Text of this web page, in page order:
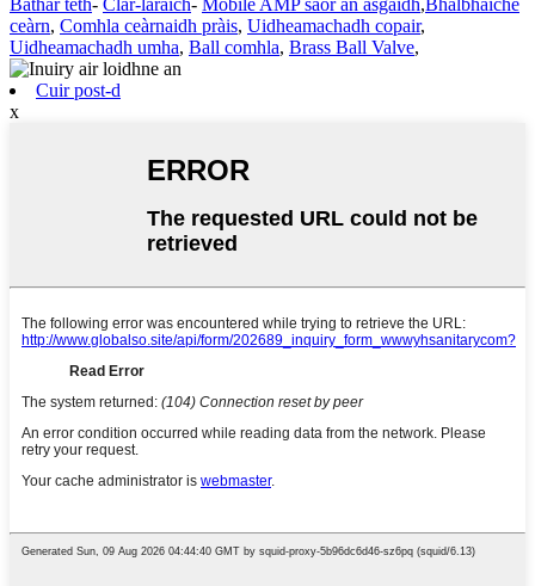
Bathar teth- Clàr-làraich- Mobile AMP saor an asgaidh,Bhalbhaiche
ceàrn, Comhla ceàrnaidh pràis, Uidheamachadh copair,
Uidheamachadh umha, Ball comhla, Brass Ball Valve,
Cuir post-d
x